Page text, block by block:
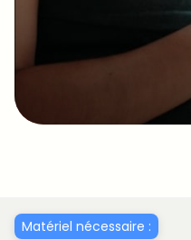
Matériel nécessaire :